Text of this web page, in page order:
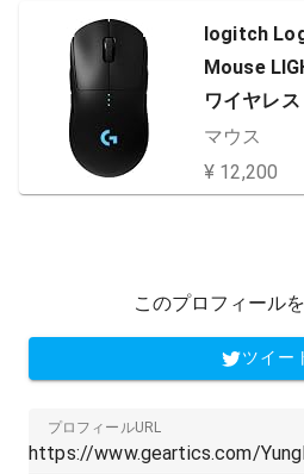
logitch
Mouse
ワイヤレ
マウス
¥ 12,200
このプロフィール
ツイー
プロフィールURL